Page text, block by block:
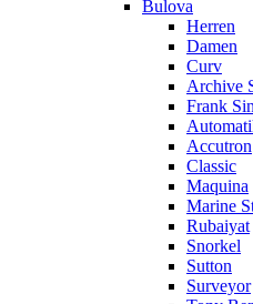
Bulova
Herren
Damen
Curv
Archive
Frank
Accutron
Classic
Maquina
Marine
Rubaiyat
Snorkel
Sutton
Surveyor